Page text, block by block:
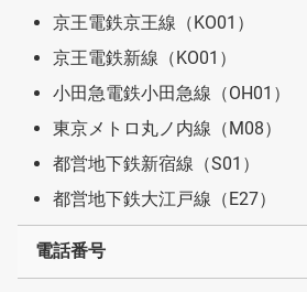
京王電鉄京王線（KO01）
京王電鉄新線（KO01）
小田急電鉄小田急線（OH01）
東京メトロ丸ノ内線（M08）
都営地下鉄新宿線（S01）
都営地下鉄大江戸線（E27）
電話番号